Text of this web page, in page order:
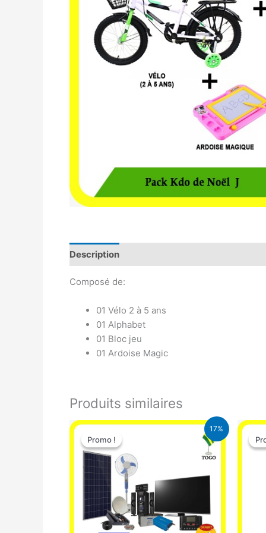
Description
Composé de:
01 Vélo 2 à 5 ans
01 Alphabet
01 Bloc jeu
01 Ardoise Magic
Produits similaires
17%
Promo !
Promo !
Le
initial
était :
430.000 CFA.
Le